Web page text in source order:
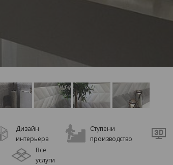
Дизайн
интерьера
Ступени
производство
Все
услуги